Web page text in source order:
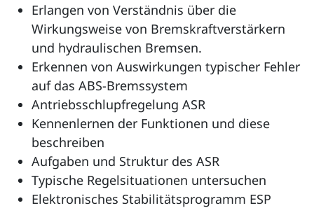
Erlangen von Verständnis über die
Wirkungsweise von Bremskraftverstärkern
und hydraulischen Bremsen.
Erkennen von Auswirkungen typischer Fehler
auf das ABS-Bremssystem
Antriebsschlupfregelung ASR
Kennenlernen der Funktionen und diese
beschreiben
Aufgaben und Struktur des ASR
Typische Regelsituationen untersuchen
Elektronisches Stabilitätsprogramm ESP